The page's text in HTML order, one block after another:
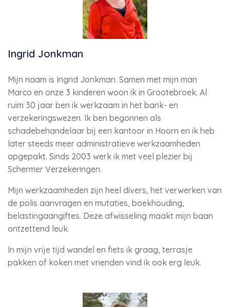
Ingrid Jonkman
Mijn naam is Ingrid Jonkman. Samen met mijn man
Marco en onze 3 kinderen woon ik in Grootebroek. Al
ruim 30 jaar ben ik werkzaam in het bank- en
verzekeringswezen. Ik ben begonnen als
schadebehandelaar bij een kantoor in Hoorn en ik heb
later steeds meer administratieve werkzaamheden
opgepakt. Sinds 2003 werk ik met veel plezier bij
Schermer Verzekeringen.
Mijn werkzaamheden zijn heel divers, het verwerken van
de polis aanvragen en mutaties, boekhouding,
belastingaangiftes. Deze afwisseling maakt mijn baan
ontzettend leuk.
In mijn vrije tijd wandel en fiets ik graag, terrasje
pakken of koken met vrienden vind ik ook erg leuk.